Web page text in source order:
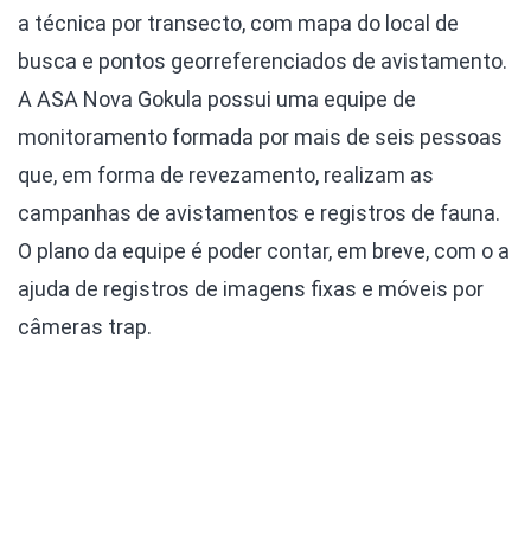
a técnica por transecto, com mapa do local de
busca e pontos georreferenciados de avistamento.
A ASA Nova Gokula possui uma equipe de
monitoramento formada por mais de seis pessoas
que, em forma de revezamento, realizam as
campanhas de avistamentos e registros de fauna.
O plano da equipe é poder contar, em breve, com o a
ajuda de registros de imagens fixas e móveis por
câmeras trap.